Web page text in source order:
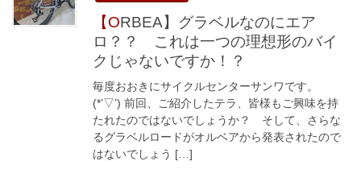
【ORBEA】グラベルなのにエア
ロ？？ これは一つの理想形のバイ
クじゃないですか！？
毎度おおきにサイクルセンターサンワです。
(*’▽’) 前回、ご紹介したテラ、皆様もご興味を持
たれたのではないでしょうか？ そして、さらな
るグラベルロードがオルベアから発表されたので
はないでしょう […]